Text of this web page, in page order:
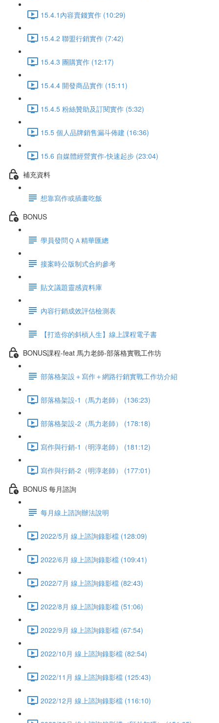
15.4.1內容賣錢實作 (10:29)
15.4.2 聯盟行銷實作 (7:42)
15.4.3 團購實作 (12:17)
15.4.4 開發商品實作 (15:11)
15.4.5 粉絲贊助及訂閱實作 (5:32)
15.5 個人品牌銷售漏斗佈建 (16:36)
15.6 自媒體經營實作-快速起步 (23:04)
補充資料
想靠寫作或插畫吃飯
BONUS
學員發問ＱＡ精華匯總
接案時公版制式合約參考
貼文議題靈感資料庫
內容行銷成效評估檢測表
【打造你的斜槓人生】線上課程電子書
BONUS課程-feat 馬力老師-部落格實戰工作坊
部落格架設＋寫作＋網路行銷實戰工作坊介紹
部落格架設-1（馬力老師） (136:23)
部落格架設-2（馬力老師） (178:18)
寫作與行銷-1（明淳老師） (181:12)
寫作與行銷-2（明淳老師） (177:01)
BONUS 每月諮詢
每月線上諮詢辦法說明
2022/5月 線上諮詢錄影檔 (128:09)
2022/6月 線上諮詢錄影檔 (109:41)
2022/7月 線上諮詢錄影檔 (82:43)
2022/8月 線上諮詢錄影檔 (51:06)
2022/9月 線上諮詢錄影檔 (67:54)
2022/10月 線上諮詢錄影檔 (82:54)
2022/11月 線上諮詢錄影檔 (125:43)
2022/12月 線上諮詢錄影檔 (116:10)